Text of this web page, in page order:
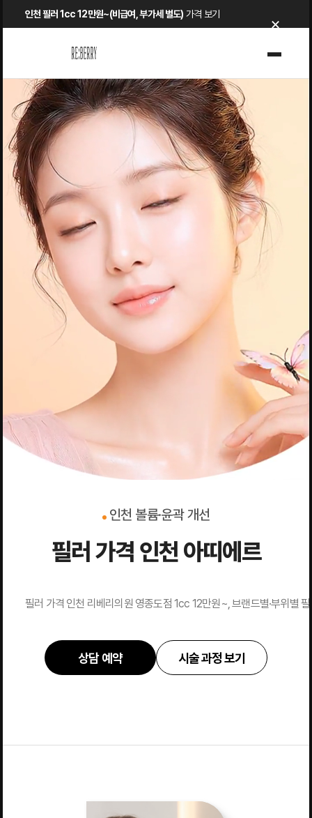
to
인천 필러 1cc 12만원~(비급여, 부가세 별도) 가격 보기 ×
인천 볼륨·윤곽 개선
필러 가격 인천 아띠에르
필러 가격 인천 리베리의원 영종도점 1cc 12만원~, 브랜드별·부위별
상담 예약 시술 과정 보기